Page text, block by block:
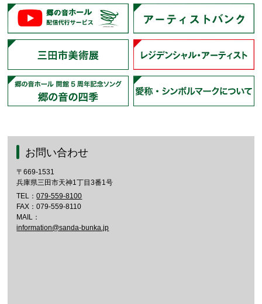
お問い合わせ
〒669-1531
兵庫県三田市天神1丁目3番1号
TEL：079-559-8100
FAX：079-559-8110
MAIL：
information@sanda-bunka.jp